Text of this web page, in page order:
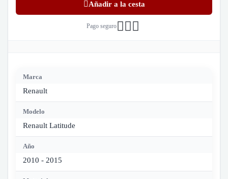
Añadir a la cesta
Pago seguro
Marca
Renault
Modelo
Renault Latitude
Año
2010 - 2015